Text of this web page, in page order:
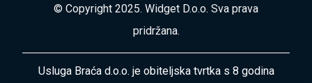
© Copyright 2025. Widget D.o.o. Sva prava
pridržana.
Usluga Braća d.o.o. je obiteljska tvrtka s 8 godina